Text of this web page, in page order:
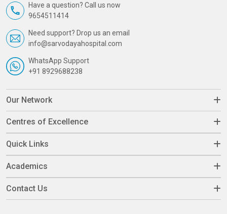
Have a question? Call us now
9654511414
Need support? Drop us an email
info@sarvodayahospital.com
WhatsApp Support
+91 8929688238
Our Network
Centres of Excellence
Quick Links
Academics
Contact Us